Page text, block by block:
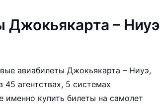
– Ниуэ
авиабилеты Джокьякарта – Ниуэ,
агентствах, 5 системах
именно купить билеты на самолет